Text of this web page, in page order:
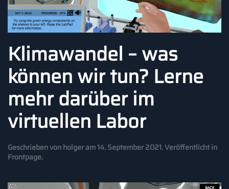
Klimawandel – was
können wir tun? Lerne
mehr darüber im
virtuellen Labor
Geschrieben vonholgeram14. September 2021. Veröffentlicht in
Frontpage.